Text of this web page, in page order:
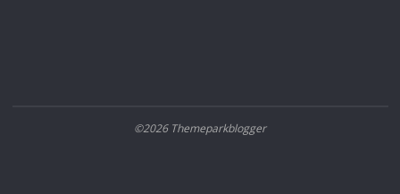
©2026 Themeparkblogger